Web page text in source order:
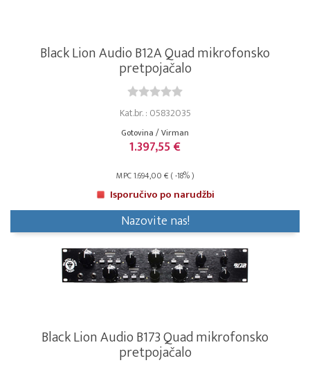
Black Lion Audio B12A Quad mikrofonsko
pretpojačalo
Kat.br. : 05832035
Gotovina / Virman
1.397,55 €
MPC 1.694,00 € ( -18% )
Isporučivo po narudžbi
Nazovite nas!
Black Lion Audio B173 Quad mikrofonsko
pretpojačalo